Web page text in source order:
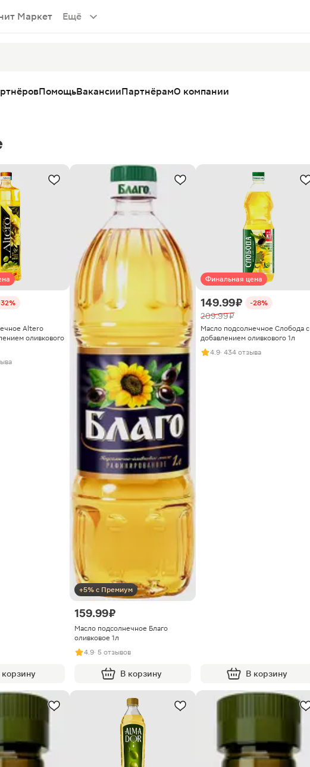
Маркет Ещё
ПомощьВакансииПартнёрамО компании
Altero
оливкового
+5% с Премиум
159.99 ₽
Масло подсолнечное Благо
оливковое 1л
4.9· 5 отзывов
В корзину
Финальная цена
149.99 ₽ -28%
209.99 ₽
Масло подсолнечное Слобода с
добавлением оливкового 1л
4.9· 434 отзыва
В корзину